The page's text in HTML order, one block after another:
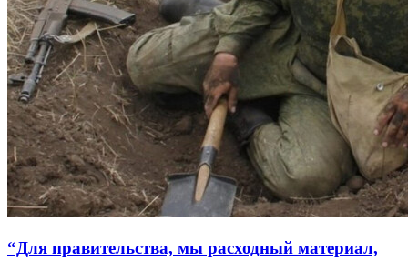
“Для правительства, мы расходный материал,